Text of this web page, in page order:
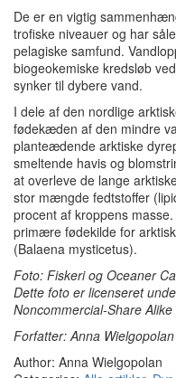
De er en vigtig
trofiske niveauer og har
pelagiske samfund.
biogeokemiske kredsløb
synker til dybere vand.
I dele af den nordlige
fødekæden af den mindre
planteædende arktiske
smeltende havis og
at overleve de lange
stor mængde fedtstoffer
procent af kroppens masse.
primære fødekilde for
(Balaena mysticetus).
Foto: Fiskeri og Oceaner
Dette foto er licenseret
Noncommercial-Share Alike
Forfatter: Anna Wielgopolan
Author: Anna Wielgopolan